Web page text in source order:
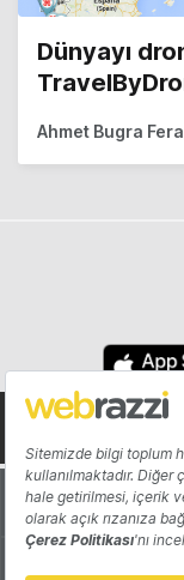
Dünyayı
Ahmet Bugra
Hakkında
Katkıda